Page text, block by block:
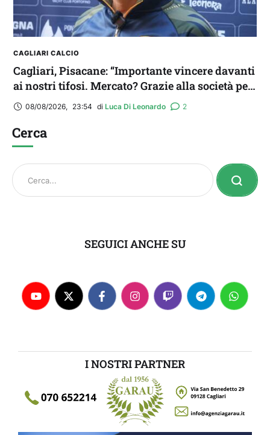
CAGLIARI CALCIO
Cagliari, Pisacane: “Importante vincere davanti
ai nostri tifosi. Mercato? Grazie alla società per
il triplo colpo”
08/08/2026, 23:54 di Luca Di Leonardo 2
Cerca
SEGUICI ANCHE SU
I NOSTRI PARTNER